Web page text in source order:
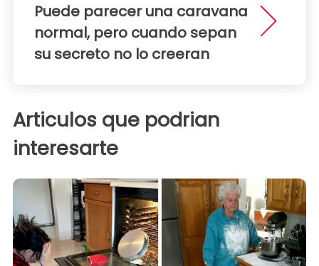
Puede parecer una caravana
normal, pero cuando sepan
su secreto no lo creeran
Articulos que podrian
interesarte